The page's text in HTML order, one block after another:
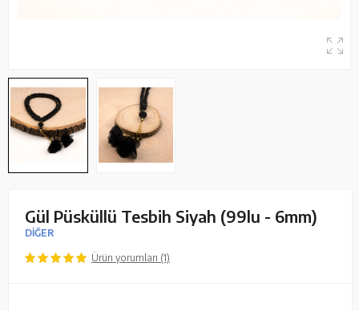
Gül Püsküllü Tesbih Siyah (99lu - 6mm)
DİĞER
Ürün yorumları (1)